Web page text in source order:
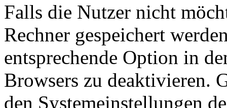
Falls die Nutzer nicht
Rechner gespeichert
entsprechende Option in
Browsers zu deaktivieren.
den Systemeinstellungen